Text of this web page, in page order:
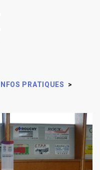
INFOS PRATIQUES
>